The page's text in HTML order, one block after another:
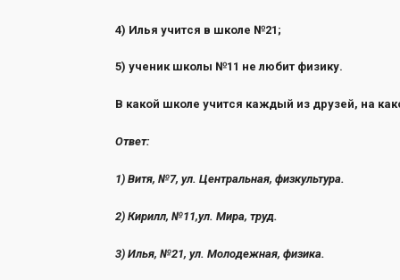
4) Илья учится в школе №21;
5) ученик школы №11 не любит физику.
В какой школе учится каждый из друзей, на
Ответ:
1) Витя, №7, ул.
2) Кирилл, №11,ул.
3) Илья, №21, ул.